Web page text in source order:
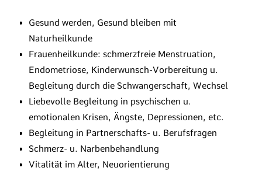
Gesund werden, Gesund bleiben mit
Naturheilkunde
Frauenheilkunde: schmerzfreie Menstruation,
Endometriose, Kinderwunsch-Vorbereitung u.
Begleitung durch die Schwangerschaft, Wechsel
Liebevolle Begleitung in psychischen u.
emotionalen Krisen, Ängste, Depressionen, etc.
Begleitung in Partnerschafts- u. Berufsfragen
Schmerz- u. Narbenbehandlung
Vitalität im Alter, Neuorientierung